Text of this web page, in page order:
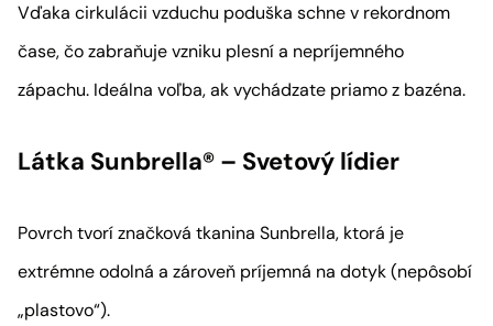
Vďaka cirkulácii vzduchu poduška schne v rekordnom
čase, čo zabraňuje vzniku plesní a nepríjemného
zápachu. Ideálna voľba, ak vychádzate priamo z bazéna.
Látka Sunbrella® – Svetový lídier
Povrch tvorí značková tkanina Sunbrella, ktorá je
extrémne odolná a zároveň príjemná na dotyk (nepôsobí
„plastovo“).